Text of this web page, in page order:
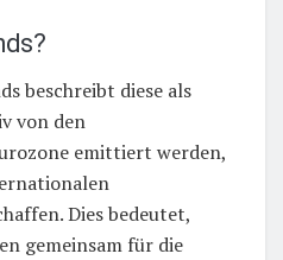
beschreibt diese als
von den
emittiert werden,
Dies bedeutet,
gemeinsam für die